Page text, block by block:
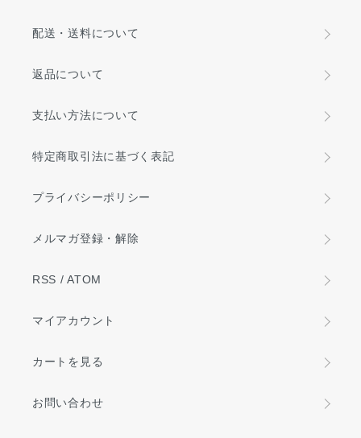
配送・送料について
返品について
支払い方法について
特定商取引法に基づく表記
プライバシーポリシー
メルマガ登録・解除
RSS /ATOM
マイアカウント
カートを見る
お問い合わせ